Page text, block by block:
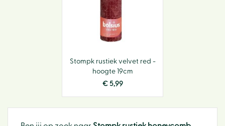
Stompk rustiek velvet red -
hoogte 19cm
€ 5,99